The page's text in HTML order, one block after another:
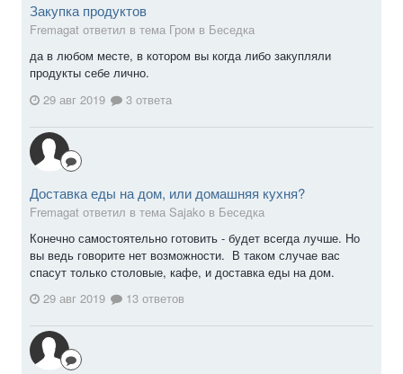
Закупка продуктов
Fremagat ответил в тема Гром в Беседка
да в любом месте, в котором вы когда либо закупляли
продукты себе лично.
29 авг 2019
3 ответа
Доставка еды на дом, или домашняя кухня?
Fremagat ответил в тема Sajako в Беседка
Конечно самостоятельно готовить - будет всегда лучше. Но
вы ведь говорите нет возможности. В таком случае вас
спасут только столовые, кафе, и доставка еды на дом.
29 авг 2019
13 ответов